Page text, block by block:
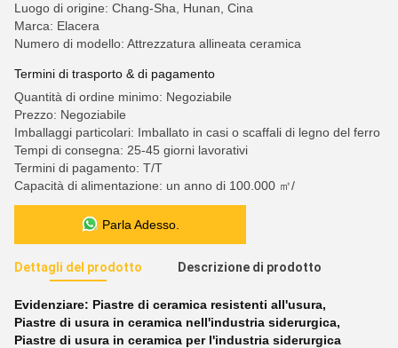
Luogo di origine: Chang-Sha, Hunan, Cina
Marca: Elacera
Numero di modello: Attrezzatura allineata ceramica
Termini di trasporto & di pagamento
Quantità di ordine minimo: Negoziabile
Prezzo: Negoziabile
Imballaggi particolari: Imballato in casi o scaffali di legno del ferro
Tempi di consegna: 25-45 giorni lavorativi
Termini di pagamento: T/T
Capacità di alimentazione: un anno di 100.000 ㎡/
Parla Adesso.
Dettagli del prodotto Descrizione di prodotto
Evidenziare: Piastre di ceramica resistenti all'usura,
Piastre di usura in ceramica nell'industria siderurgica,
Piastre di usura in ceramica per l'industria siderurgica